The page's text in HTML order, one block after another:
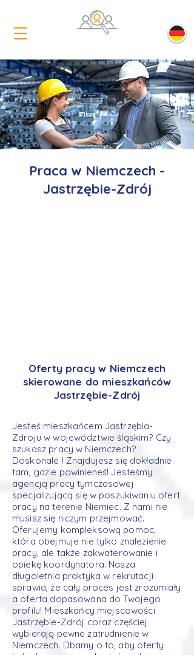
Praca w Niemczech -
Jastrzębie-Zdrój
Oferty pracy w Niemczech
skierowane do mieszkańców
Jastrzębie-Zdrój
Jesteś mieszkańcem Jastrzębia-
Zdroju w województwie śląskim? Czy
szukasz pracy w Niemczech?
Doskonale ! Znajdujesz się dokładnie
tam, gdzie powinieneś! Jesteśmy
agencją pracy tymczasowej
specjalizującą się w poszukiwaniu ofert
pracy na terenie Niemiec. Z nami nie
musisz się niczym przejmować.
Oferujemy kompleksową pomoc,
która obejmuje nie tylko znalezienie
pracy, ale także zakwaterowanie i
opiekę koordynatora. Nasza
długoletnia praktyka w rekrutacji
sprawia, że cały proces jest zrozumiały
a oferta dopasowana do Twojego
profilu! Mieszkańcy miejscowości
Jastrzębie-Zdrój coraz częściej
wybierają pewne zatrudnienie w
Niemczech. Dbamy o to, aby oferty